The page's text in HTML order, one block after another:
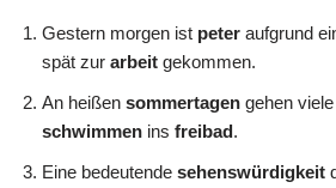
Gestern morgen ist peter aufgrund
spät zur arbeit gekommen.
An heißen sommertagen gehen
schwimmen ins freibad.
Eine bedeutende sehenswürdigkeit